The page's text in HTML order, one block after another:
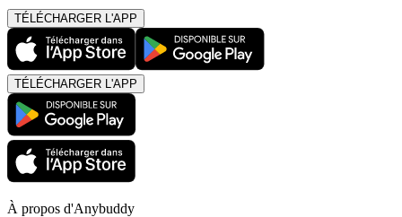
TÉLÉCHARGER L'APP
TÉLÉCHARGER L'APP
À propos d'Anybuddy